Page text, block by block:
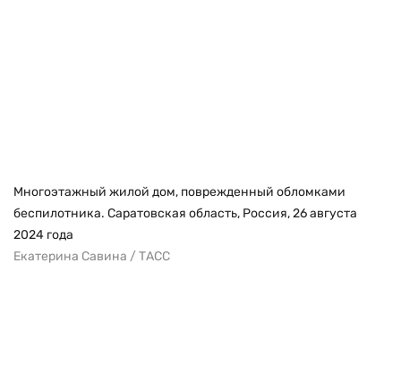
Многоэтажный жилой дом, поврежденный обломками
беспилотника. Саратовская область, Россия, 26 августа
2024 года
Екатерина Савина / ТАСС